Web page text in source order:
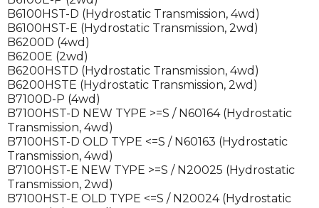
B6100HST-D (Hydrostatic Transmission, 4wd)
B6100HST-E (Hydrostatic Transmission, 2wd)
B6200D (4wd)
B6200E (2wd)
B6200HSTD (Hydrostatic Transmission, 4wd)
B6200HSTE (Hydrostatic Transmission, 2wd)
B7100D-P (4wd)
B7100HST-D NEW TYPE >=S / N60164 (Hydrostatic
Transmission, 4wd)
B7100HST-D OLD TYPE <=S / N60163 (Hydrostatic
Transmission, 4wd)
B7100HST-E NEW TYPE >=S / N20025 (Hydrostatic
Transmission, 2wd)
B7100HST-E OLD TYPE <=S / N20024 (Hydrostatic